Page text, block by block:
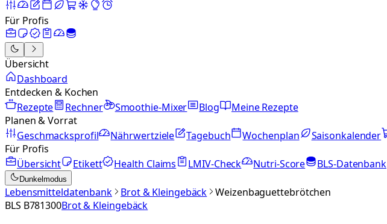
Für Profis
Übersicht
Dashboard
Entdecken & Kochen
Rezepte
Rechner Smoothie-Mixer Blog
Meine Rezepte
Planen & Vorrat
Geschmacksprofil
Nährwertziele Tagebuch Wochenplan Saisonkalender
Für Profis
Übersicht
Etikett Health Claims LMIV-Check Nutri-Score BLS-Datenbank
Dunkelmodus
Lebensmitteldatenbank Brot & Kleingebäck
Weizenbaguettebrötchen
BLS B781300Brot & Kleingebäck